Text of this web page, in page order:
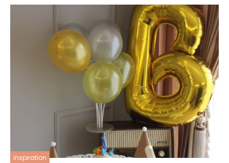
inspiration